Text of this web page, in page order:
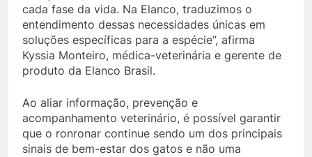
cada fase da vida. Na Elanco, traduzimos o
entendimento dessas necessidades únicas em
soluções específicas para a espécie”, afirma
Kyssia Monteiro, médica-veterinária e gerente de
produto da Elanco Brasil.
Ao aliar informação, prevenção e
acompanhamento veterinário, é possível garantir
que o ronronar continue sendo um dos principais
sinais de bem-estar dos gatos e não uma